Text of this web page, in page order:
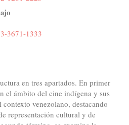
3671-1333
en tres apartados. En primer
el ámbito del cine indígena y sus
venezolano, destacando
representación cultural y de